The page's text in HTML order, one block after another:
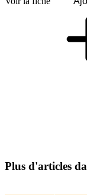
Plus d'articles